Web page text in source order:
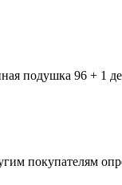
подушка 96 + 1
покупателям